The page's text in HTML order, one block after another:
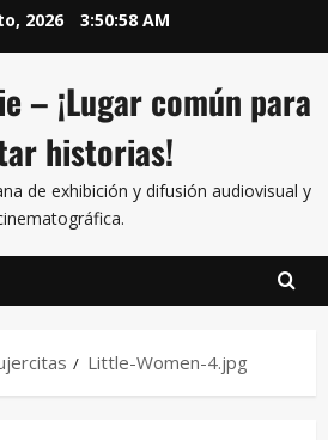
2026 3:50:59 AM
– ¡Lugar común para
historias!
de exhibición y difusión audiovisual y
Little-Women-4.jpg